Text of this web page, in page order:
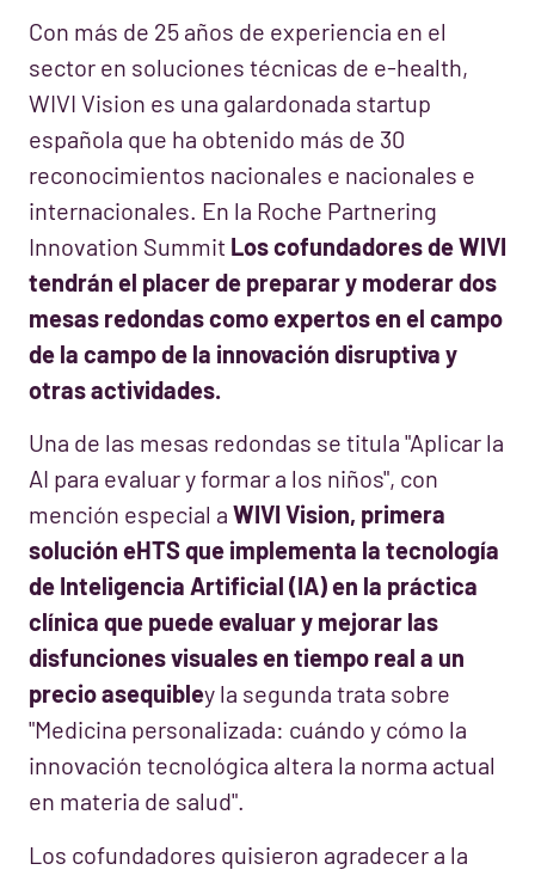
Con más de 25 años de experiencia en el
sector en soluciones técnicas de e-health,
WIVI Vision es una galardonada startup
española que ha obtenido más de 30
reconocimientos nacionales e nacionales e
internacionales. En la Roche Partnering
Innovation Summit Los cofundadores de WIVI
tendrán el placer de preparar y moderar dos
mesas redondas como expertos en el campo
de la campo de la innovación disruptiva y
otras actividades.
Una de las mesas redondas se titula "Aplicar la
AI para evaluar y formar a los niños", con
mención especial a WIVI Vision, primera
solución eHTS que implementa la tecnología
de Inteligencia Artificial (IA) en la práctica
clínica que puede evaluar y mejorar las
disfunciones visuales en tiempo real a un
precio asequibley la segunda trata sobre
"Medicina personalizada: cuándo y cómo la
innovación tecnológica altera la norma actual
en materia de salud".
Los cofundadores quisieron agradecer a la